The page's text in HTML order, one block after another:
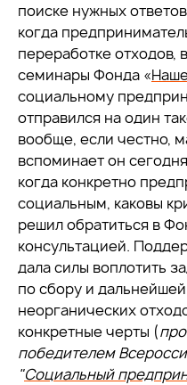
поиске нужных
когда
переработке отходов,
семинары Фонда «
социальному
отправился на один
вообще, если честно,
вспоминает он
когда конкретно
социальным, каковы
решил обратиться в
консультацией.
дала силы воплотить
по сбору и
неорганических
конкретные черты (
победителем
"Социальный